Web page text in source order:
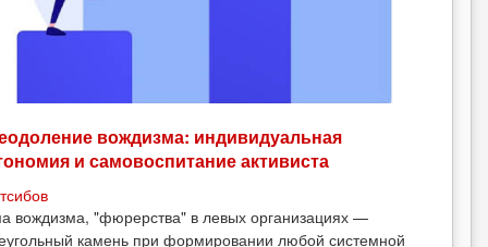
вождизма: индивидуальная
и самовоспитание активиста
вождизма, "фюрерства" в левых организациях —
камень при формировании любой системной